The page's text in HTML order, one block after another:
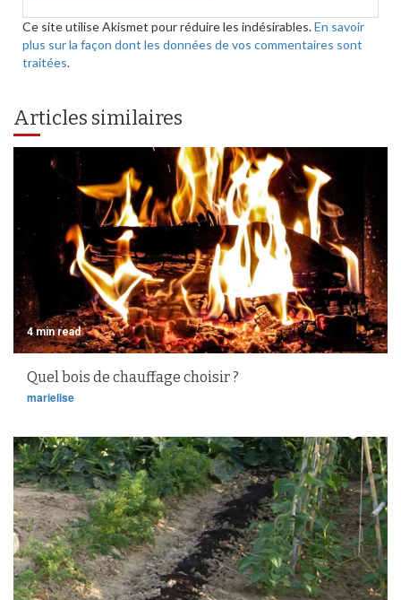
Ce site utilise Akismet pour réduire les indésirables.En savoir
plus sur la façon dont les données de vos commentaires sont
traitées.
Articles similaires
4 min read
Quel bois de chauffage choisir ?
marielise